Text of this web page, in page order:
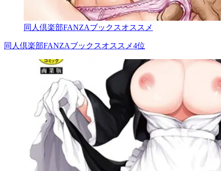
同人倶楽部FANZAブックスオススメ
同人倶楽部FANZAブックスオススメ4位